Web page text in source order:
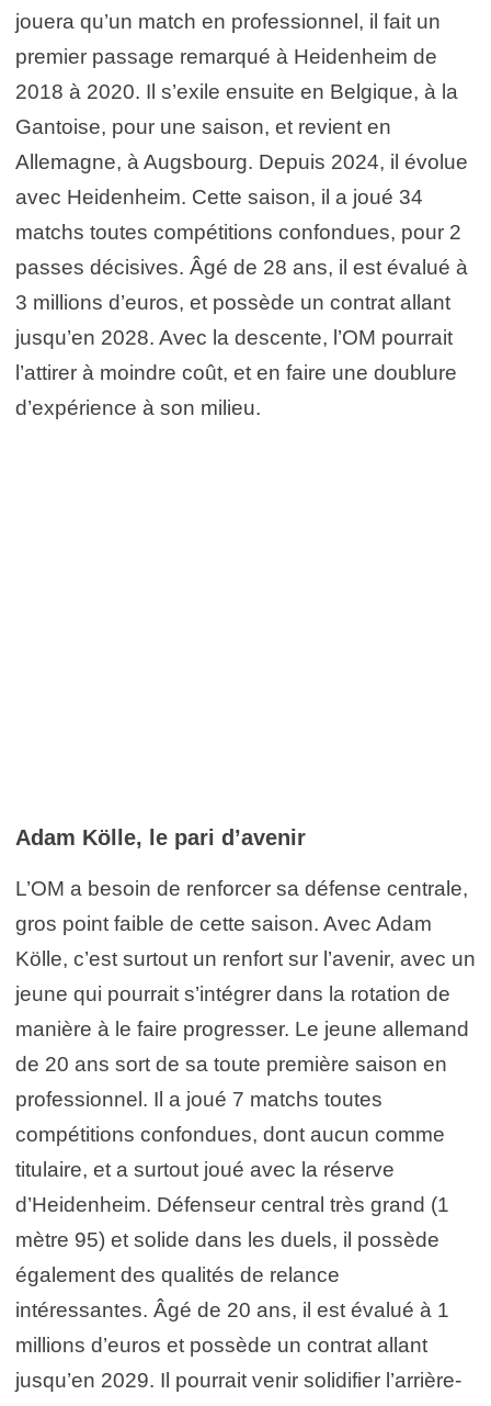
jouera qu’un match en professionnel, il fait un
premier passage remarqué à Heidenheim de
2018 à 2020. Il s’exile ensuite en Belgique, à la
Gantoise, pour une saison, et revient en
Allemagne, à Augsbourg. Depuis 2024, il évolue
avec Heidenheim. Cette saison, il a joué 34
matchs toutes compétitions confondues, pour 2
passes décisives. Âgé de 28 ans, il est évalué à
3 millions d’euros, et possède un contrat allant
jusqu’en 2028. Avec la descente, l’OM pourrait
l’attirer à moindre coût, et en faire une doublure
d’expérience à son milieu.
Adam Kölle, le pari d’avenir
L’OM a besoin de renforcer sa défense centrale,
gros point faible de cette saison. Avec Adam
Kölle, c’est surtout un renfort sur l’avenir, avec un
jeune qui pourrait s’intégrer dans la rotation de
manière à le faire progresser. Le jeune allemand
de 20 ans sort de sa toute première saison en
professionnel. Il a joué 7 matchs toutes
compétitions confondues, dont aucun comme
titulaire, et a surtout joué avec la réserve
d’Heidenheim. Défenseur central très grand (1
mètre 95) et solide dans les duels, il possède
également des qualités de relance
intéressantes. Âgé de 20 ans, il est évalué à 1
millions d’euros et possède un contrat allant
jusqu’en 2029. Il pourrait venir solidifier l’arrière-